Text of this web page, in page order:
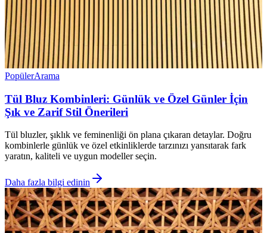
PopülerArama
Tül Bluz Kombinleri: Günlük ve Özel Günler İçin
Şık ve Zarif Stil Önerileri
Tül bluzler, şıklık ve feminenliği ön plana çıkaran detaylar. Doğru
kombinlerle günlük ve özel etkinliklerde tarzınızı yansıtarak fark
yaratın, kaliteli ve uygun modeller seçin.
Daha fazla bilgi edinin